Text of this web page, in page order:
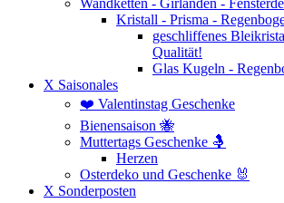
Kristall - Prisma -
geschliffenes
Qualität!
Glas Kugeln -
X Saisonales
❤️ Valentinstag Geschenke
Bienensaison 🐝
Muttertags Geschenke 🤱
Herzen
Osterdeko und Geschenke 🐰
X Sonderposten